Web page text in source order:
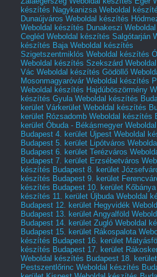
készítés Nagykanizsa Weboldal
Dunaújváros Weboldal készítés
Weboldal készítés Dunakeszi
Cegléd Weboldal készítés Salgótarján
készítés Baja Weboldal készítés
Szigetszentmiklós Weboldal készítés
Weboldal készítés Szekszárd
Vác Weboldal készítés Gödöllő
Mosonmagyaróvár Weboldal készítés
Weboldal készítés Hajdúböszörmény
készítés Gyula Weboldal készítés
kerület Várkerület Weboldal készítés
kerület Rózsadomb Weboldal készítés
kerület Óbuda - Békásmegyer
Budapest 4. kerület Újpest Weboldal
Budapest 5. kerület Lipótváros
Budapest 6. kerület Terézváros
Budapest 7. kerület Erzsébetváros
készítés Budapest 8. kerület
készítés Budapest 9. kerület
készítés Budapest 10. kerület Kőbánya
készítés 11. kerület Újbuda Weboldal
Budapest 12. kerület Hegyvidék
Budapest 13. kerület Angyalföld
Budapest 14. kerület Zugló Weboldal
Budapest 15. kerület Rákospalota
készítés Budapest 16. kerület
készítés Budapest 17. kerület
Weboldal készítés Budapest 18. kerület
Pestszentlőrinc Weboldal készítés